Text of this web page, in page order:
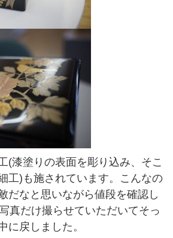
(漆塗りの表面を彫り込み、そこ
工)も施されています。こんなの
だなと思いながら値段を確認し
真だけ撮らせていただいてそっ
に戻しました。